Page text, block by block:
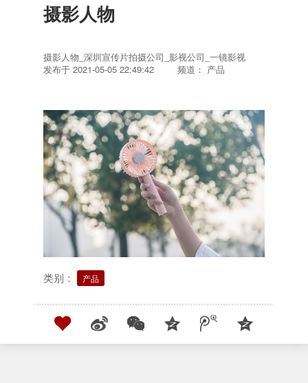
摄影人物
摄影人物_深圳宣传片拍摄公司_影视公司_一镜影视
发布于 2021-05-05 22:49:42 频道： 产品
类别： 产品